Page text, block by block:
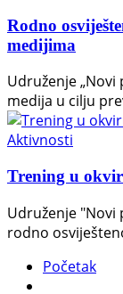
Rodno
medijima
Udruženje
medija u cilju
Aktivnosti
Trening u
Udruženje
rodno
Početak